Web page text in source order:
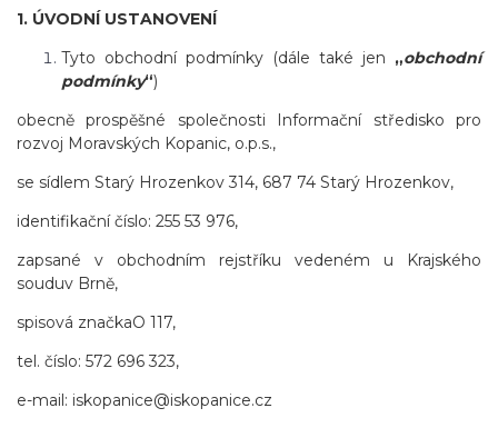
1. ÚVODNÍ USTANOVENÍ
Tyto obchodní podmínky (dále také jen „obchodní
podmínky“)
obecně prospěšné společnosti
Informační středisko pro
rozvoj Moravských Kopanic, o.p.s.,
se sídlem Starý Hrozenkov 314, 687 74 Starý Hrozenkov,
identifikační číslo: 255 53 976,
zapsané v obchodním rejstříku vedeném u Krajského
souduv Brně,
spisová značkaO 117,
tel. číslo: 572 696 323,
e-mail: iskopanice@iskopanice.cz